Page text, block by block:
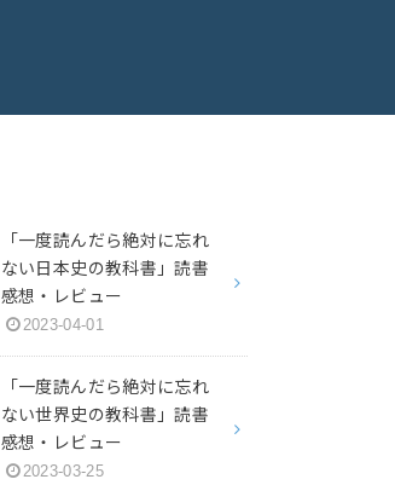
「一度読んだら絶対に忘れ
ない日本史の教科書」読書
感想・レビュー
2023-04-01
「一度読んだら絶対に忘れ
ない世界史の教科書」読書
感想・レビュー
2023-03-25